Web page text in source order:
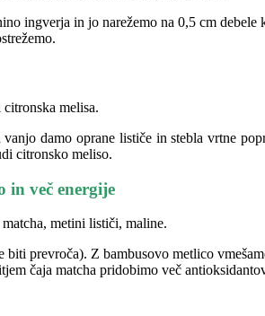
ingverja in jo narežemo na 0,5 cm
citronska melisa.
damo oprane lističe in stebla vrtne
citronsko meliso.
in več energije
metini lističi, maline.
biti prevroča). Z bambusovo metlico
čaja matcha pridobimo več